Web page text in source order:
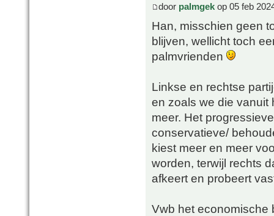
door palmgek op 05 feb
Han, misschien geen
blijven, wellicht toch
palmvrienden
Linkse en rechtse
en zoals we die vanuit
meer. Het
conservatieve/
kiest meer en meer
worden, terwijl rechts
afkeert en probeert
Vwb het economische